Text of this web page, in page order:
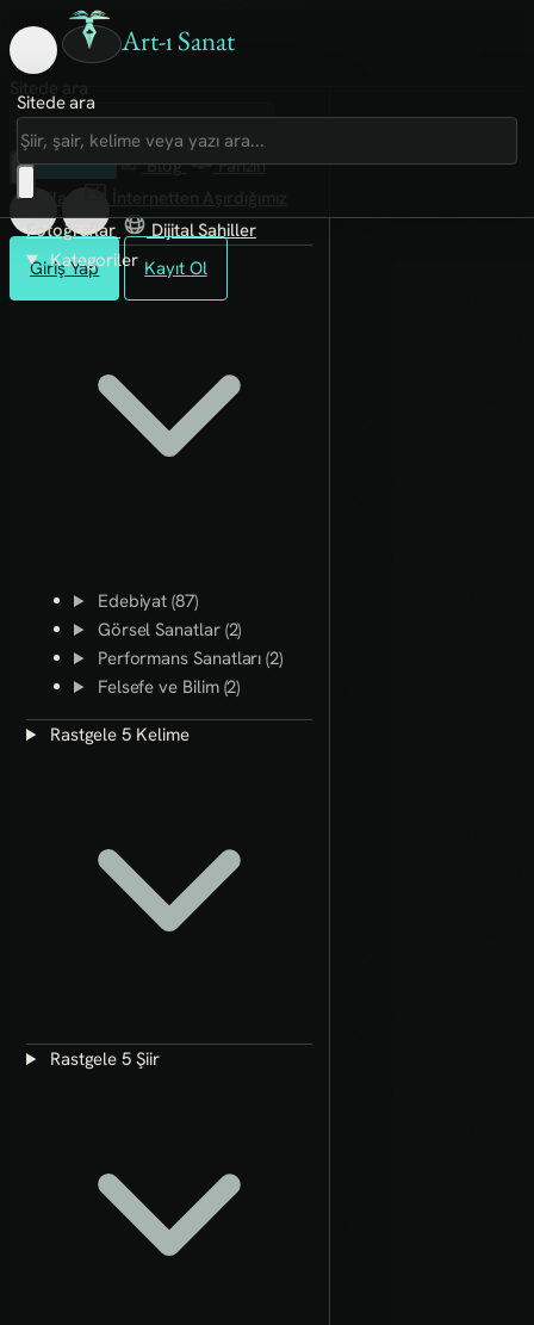
Art-ı Sanat
Giriş Yap Kayıt Ol
Sitede ara
Art-ı Sosyal
İmece
Kütüphane
Blog
Fanzin
Rafları
Fotoğraflar
Dijital Sahiller
Kategoriler
Edebiyat (87)
Görsel Sanatlar (2)
Performans Sanatları (2)
Felsefe ve Bilim (2)
Rastgele 5 Kelime
Rastgele 5 Şiir